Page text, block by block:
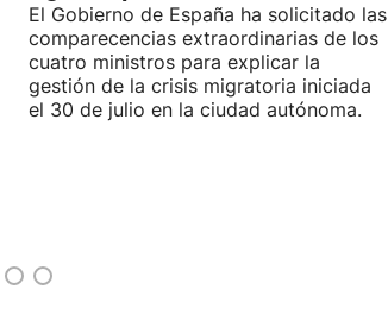
El Gobierno de España ha solicitado las
comparecencias extraordinarias de los
cuatro ministros para explicar la
gestión de la crisis migratoria iniciada
el 30 de julio en la ciudad autónoma.